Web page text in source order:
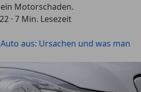
Motorschaden.
· 7 Min. Lesezeit
aus: Ursachen und was man